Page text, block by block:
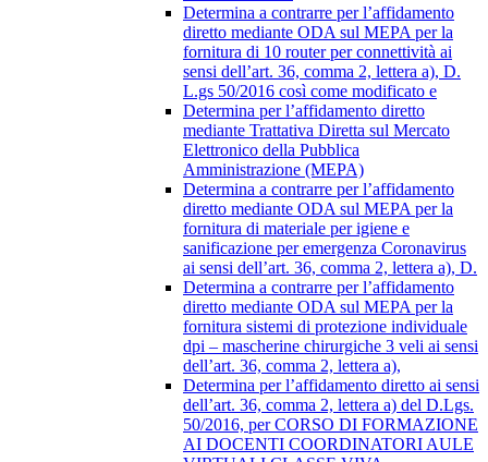
Determina a contrarre per l’affidamento
diretto mediante ODA sul MEPA per la
fornitura di 10 router per connettività ai
sensi dell’art. 36, comma 2, lettera a), D.
L.gs 50/2016 così come modificato e
Determina per l’affidamento diretto
mediante Trattativa Diretta sul Mercato
Elettronico della Pubblica
Amministrazione (MEPA)
Determina a contrarre per l’affidamento
diretto mediante ODA sul MEPA per la
fornitura di materiale per igiene e
sanificazione per emergenza Coronavirus
ai sensi dell’art. 36, comma 2, lettera a), D.
Determina a contrarre per l’affidamento
diretto mediante ODA sul MEPA per la
fornitura sistemi di protezione individuale
dpi – mascherine chirurgiche 3 veli ai sensi
dell’art. 36, comma 2, lettera a),
Determina per l’affidamento diretto ai sensi
dell’art. 36, comma 2, lettera a) del D.Lgs.
50/2016, per CORSO DI FORMAZIONE
AI DOCENTI COORDINATORI AULE